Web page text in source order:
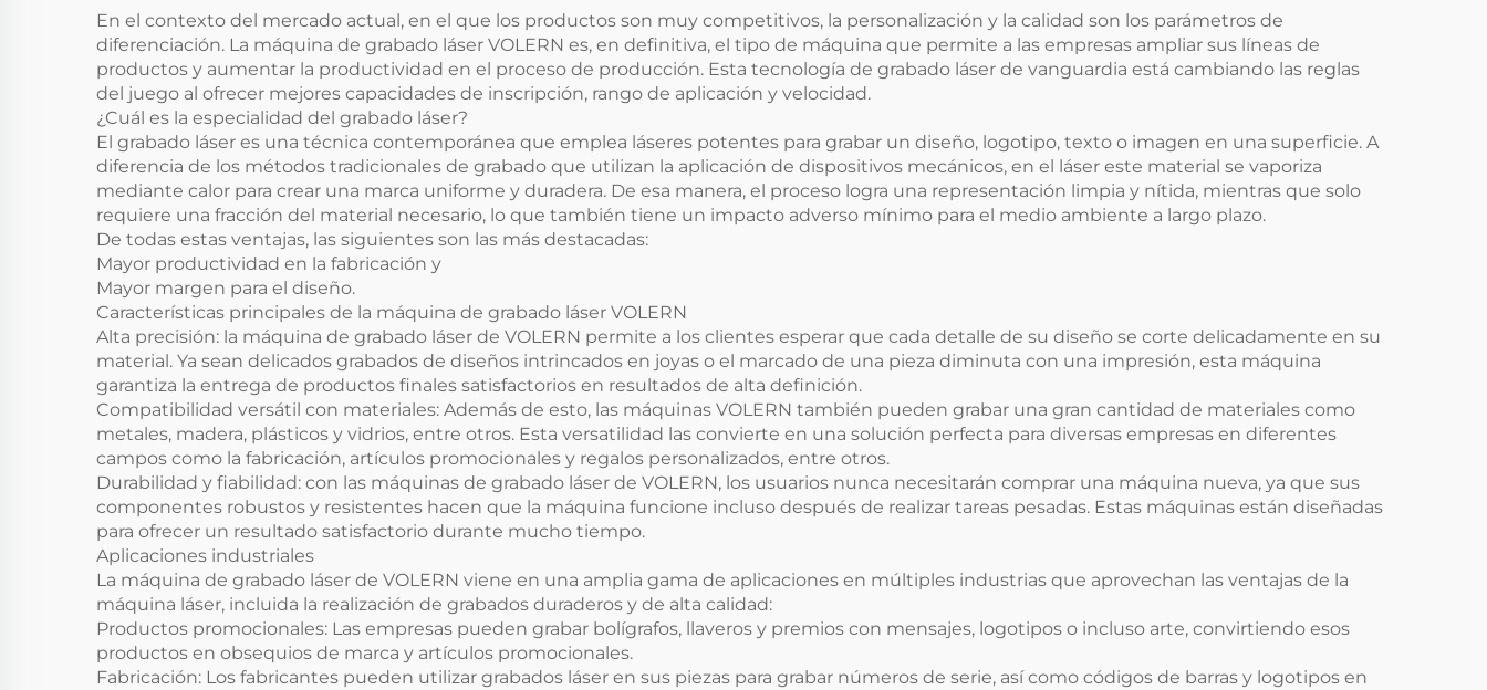
En el contexto del mercado actual, en el que los productos son muy competitivos, la personalización y la calidad son los parámetros de
diferenciación. La máquina de grabado láser VOLERN es, en definitiva, el tipo de máquina que permite a las empresas ampliar sus líneas de
productos y aumentar la productividad en el proceso de producción. Esta tecnología de grabado láser de vanguardia está cambiando las reglas
del juego al ofrecer mejores capacidades de inscripción, rango de aplicación y velocidad.
¿Cuál es la especialidad del grabado láser?
El grabado láser es una técnica contemporánea que emplea láseres potentes para grabar un diseño, logotipo, texto o imagen en una superficie. A
diferencia de los métodos tradicionales de grabado que utilizan la aplicación de dispositivos mecánicos, en el láser este material se vaporiza
mediante calor para crear una marca uniforme y duradera. De esa manera, el proceso logra una representación limpia y nítida, mientras que solo
requiere una fracción del material necesario, lo que también tiene un impacto adverso mínimo para el medio ambiente a largo plazo.
De todas estas ventajas, las siguientes son las más destacadas:
Mayor productividad en la fabricación y
Mayor margen para el diseño.
Características principales de la máquina de grabado láser VOLERN
Alta precisión: la máquina de grabado láser de VOLERN permite a los clientes esperar que cada detalle de su diseño se corte delicadamente en su
material. Ya sean delicados grabados de diseños intrincados en joyas o el marcado de una pieza diminuta con una impresión, esta máquina
garantiza la entrega de productos finales satisfactorios en resultados de alta definición.
Compatibilidad versátil con materiales: Además de esto, las máquinas VOLERN también pueden grabar una gran cantidad de materiales como
metales, madera, plásticos y vidrios, entre otros. Esta versatilidad las convierte en una solución perfecta para diversas empresas en diferentes
campos como la fabricación, artículos promocionales y regalos personalizados, entre otros.
Durabilidad y fiabilidad: con las máquinas de grabado láser de VOLERN, los usuarios nunca necesitarán comprar una máquina nueva, ya que sus
componentes robustos y resistentes hacen que la máquina funcione incluso después de realizar tareas pesadas. Estas máquinas están diseñadas
para ofrecer un resultado satisfactorio durante mucho tiempo.
Aplicaciones industriales
La máquina de grabado láser de VOLERN viene en una amplia gama de aplicaciones en múltiples industrias que aprovechan las ventajas de la
máquina láser, incluida la realización de grabados duraderos y de alta calidad:
Productos promocionales: Las empresas pueden grabar bolígrafos, llaveros y premios con mensajes, logotipos o incluso arte, convirtiendo esos
productos en obsequios de marca y artículos promocionales.
Fabricación: Los fabricantes pueden utilizar grabados láser en sus piezas para grabar números de serie, así como códigos de barras y logotipos en